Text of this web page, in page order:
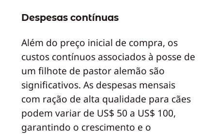
Despesas contínuas
Além do preço inicial de compra, os
custos contínuos associados à posse de
um filhote de pastor alemão são
significativos. As despesas mensais
com ração de alta qualidade para cães
podem variar de US$ 50 a US$ 100,
garantindo o crescimento e o